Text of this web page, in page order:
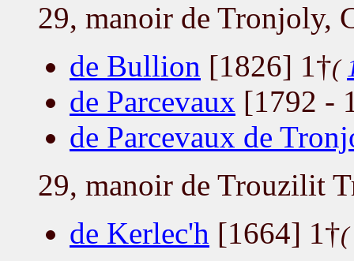
29, manoir de Tronjoly,
de Bullion [1826] 1†(
de Parcevaux [1792 -
de Parcevaux de
29, manoir de Trouzilit
de Kerlec'h [1664] 1†